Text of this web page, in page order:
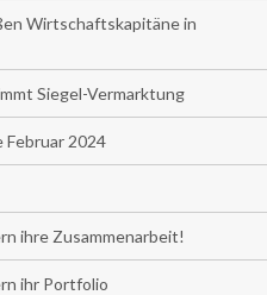
Wirtschaftskapitäne in
Siegel-Vermarktung
2024
ihre Zusammenarbeit!
ihr Portfolio